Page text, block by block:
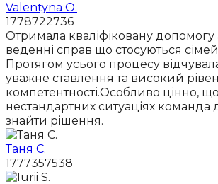
Valentyna O.
1778722736
Отримала кваліфіковану допомогу
веденні справ що стосуються
Протягом усього процесу
уважне ставлення та високий
компетентності.Особливо цінно, що
нестандартних ситуаціях команда
знайти рішення.
Таня С.
1777357538